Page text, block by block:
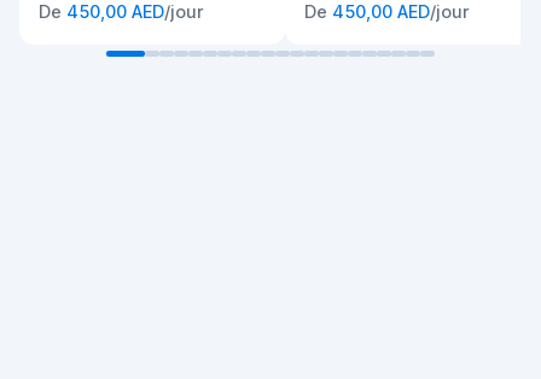
De 450,00 AED/jour
De 450,00 AED/jour